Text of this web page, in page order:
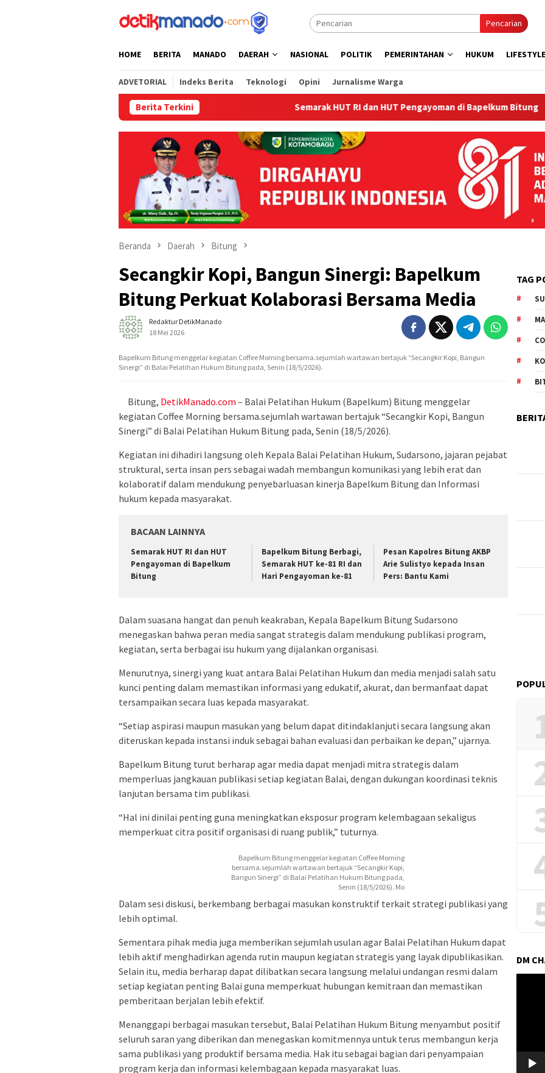
Pencarian
HOME BERITA MANADO DAERAH NASIONAL POLITIK PEMERINTAHAN HUKUM LIFESTYLE
ADVETORIAL Indeks Berita Teknologi Opini Jurnalisme Warga
Berita Terkini Semarak HUT RI dan HUT Pengayoman di Bapelkum Bitung
Beranda Daerah Bitung
‎Secangkir Kopi, Bangun Sinergi: Bapelkum
Bitung Perkuat Kolaborasi Bersama Media
Redaktur DetikManado
18 Mei 2026
Bapelkum Bitung menggelar kegiatan Coffee Morning bersama.sejumlah wartawan bertajuk “Secangkir Kopi, Bangun
Sinergi” di Balai Pelatihan Hukum Bitung pada, Senin (18/5/2026).
‎Bitung, DetikManado.com – Balai Pelatihan Hukum (Bapelkum) Bitung menggelar
kegiatan Coffee Morning bersama.sejumlah wartawan bertajuk “Secangkir Kopi, Bangun
Sinergi” di Balai Pelatihan Hukum Bitung pada, Senin (18/5/2026).
‎‎Kegiatan ini dihadiri langsung oleh Kepala Balai Pelatihan Hukum, Sudarsono, jajaran pejabat
struktural, serta insan pers sebagai wadah membangun komunikasi yang lebih erat dan
kolaboratif dalam mendukung penyebarluasan kinerja Bapelkum Bitung dan Informasi
hukum kepada masyarakat.
BACAAN LAINNYA
Semarak HUT RI dan HUT
Pengayoman di Bapelkum
Bitung
‎Bapelkum Bitung Berbagi,
Semarak HUT ke-81 RI dan
Hari Pengayoman ke-81
Pesan Kapolres Bitung AKBP
Arie Sulistyo kepada Insan
Pers: Bantu Kami
‎‎Dalam suasana hangat dan penuh keakraban, Kepala Bapelkum Bitung Sudarsono
menegaskan bahwa peran media sangat strategis dalam mendukung publikasi program,
kegiatan, serta berbagai isu hukum yang dijalankan organisasi.
‎Menurutnya, sinergi yang kuat antara Balai Pelatihan Hukum dan media menjadi salah satu
kunci penting dalam memastikan informasi yang edukatif, akurat, dan bermanfaat dapat
tersampaikan secara luas kepada masyarakat.
“Setiap aspirasi maupun masukan yang belum dapat ditindaklanjuti secara langsung akan
diteruskan kepada instansi induk sebagai bahan evaluasi dan perbaikan ke depan,” ujarnya.
‎‎Bapelkum Bitung turut berharap agar media dapat menjadi mitra strategis dalam
memperluas jangkauan publikasi setiap kegiatan Balai, dengan dukungan koordinasi teknis
lanjutan bersama tim publikasi.
“Hal ini dinilai penting guna meningkatkan eksposur program kelembagaan sekaligus
memperkuat citra positif organisasi di ruang publik,” tuturnya.
Bapelkum Bitung menggelar kegiatan Coffee Morning
bersama.sejumlah wartawan bertajuk “Secangkir Kopi,
Bangun Sinergi” di Balai Pelatihan Hukum Bitung pada,
Senin (18/5/2026). Mo
‎‎Dalam sesi diskusi, berkembang berbagai masukan konstruktif terkait strategi publikasi yang
lebih optimal.
‎Sementara pihak media juga memberikan sejumlah usulan agar Balai Pelatihan Hukum dapat
lebih aktif menghadirkan agenda rutin maupun kegiatan strategis yang layak dipublikasikan.
Selain itu, media berharap dapat dilibatkan secara langsung melalui undangan resmi dalam
setiap kegiatan penting Balai guna memperkuat hubungan kemitraan dan memastikan
pemberitaan berjalan lebih efektif.
‎Menanggapi berbagai masukan tersebut, Balai Pelatihan Hukum Bitung menyambut positif
seluruh saran yang diberikan dan menegaskan komitmennya untuk terus membangun kerja
sama publikasi yang produktif bersama media. Hak itu sebagai bagian dari penyampaian
program kerja dan informasi kelembagaan kepada masyarakat luas.
TAG
DM